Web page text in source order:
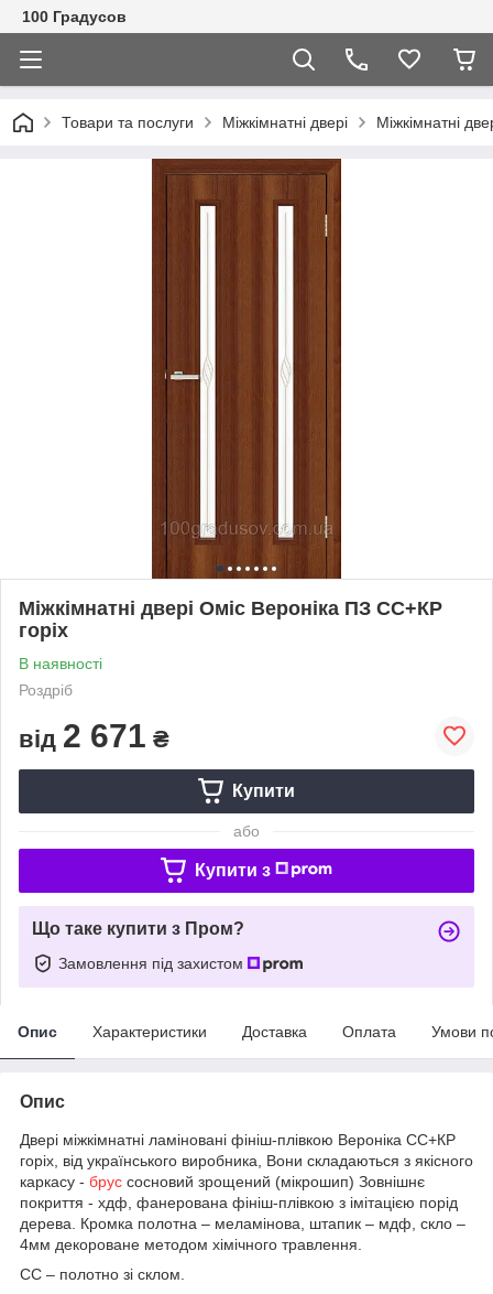
100 Градусов
Товари та послуги Міжкімнатні двері Міжкімнатні
Міжкімнатні двері Оміс Вероніка ПЗ СС+КР
горіх
В наявності
Роздріб
від 2 671 ₴
Купити
або
Купити з
Що таке купити з Пром?
Замовлення під захистом
Опис Характеристики Доставка Оплата Умови
Опис
Двері міжкімнатні ламіновані фініш-плівкою Вероніка СС+КР
горіх, від українського виробника, Вони складаються з якісного
каркасу - брус сосновий зрощений (мікрошип) Зовнішнє
покриття - хдф, фанерована фініш-плівкою з імітацією порід
дерева. Кромка полотна – меламінова, штапик – мдф, скло –
4мм декороване методом хімічного травлення.
СС – полотно зі склом.